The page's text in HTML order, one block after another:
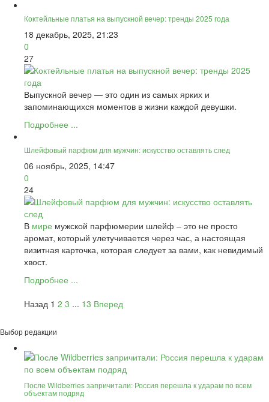
Коктейльные платья на выпускной вечер: тренды 2025 года
18 декабрь, 2025, 21:23
0
27
Выпускной вечер — это один из самых ярких и
запоминающихся моментов в жизни каждой девушки.
Подробнее ...
Шлейфовый парфюм для мужчин: искусство оставлять след
06 ноябрь, 2025, 14:47
0
24
В мире мужской парфюмерии шлейф – это не просто
аромат, который улетучивается через час, а настоящая
визитная карточка, которая следует за вами, как невидимый
хвост.
Подробнее ...
Назад 1 2 3 ... 13 Вперед
Выбор редакции
После Wildberries запричитали: Россия перешла к ударам по всем
объектам подряд